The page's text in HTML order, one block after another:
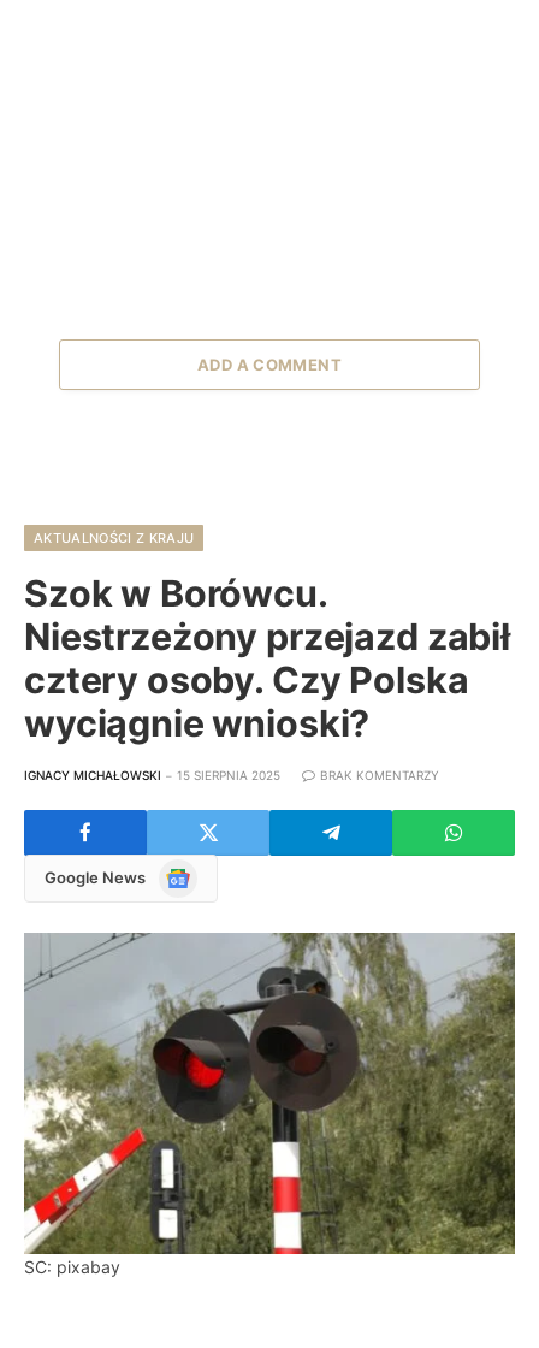
ADD A COMMENT
AKTUALNOŚCI Z KRAJU
Szok w Borówcu.
Niestrzeżony przejazd zabił
cztery osoby. Czy Polska
wyciągnie wnioski?
IGNACY MICHAŁOWSKI 15 SIERPNIA 2025 BRAK KOMENTARZY
Google News
Google
SC: pixabay